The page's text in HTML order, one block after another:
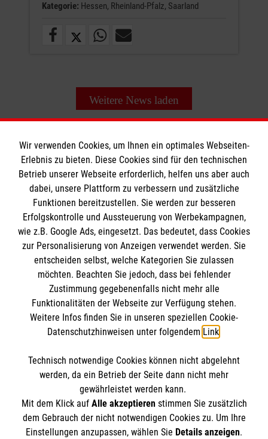
Kategorie: Hessen, Rheinland-Pfalz, Saarland
Weitere News laden
Informationen
Impressum
Datenschutz
Barrierefreiheit
Kontakt
Medizinproduktesicherheit
Die Malteser
Malteser in Deutschland
Malteserorden
Sharepoint
Spendenkonto
Pax-Bank für Kirche und Caritas eG
IBAN: DE79 3706 0120 1201 2200 13
BIC: GENODED1PA7
So finden Sie uns
Lange Str. 78
76879 Ottersheim bei Landau
Der Malteser Hilfsdienst e.V. ist als eingetragene
Wir verwenden Cookies, um Ihnen ein optimales Webseiten-
Erlebnis zu bieten. Diese Cookies sind für den technischen
Betrieb unserer Webseite erforderlich, helfen uns aber auch
dabei, unsere Plattform zu verbessern und zusätzliche
Funktionen bereitzustellen. Sie werden zur besseren
Erfolgskontrolle und Aussteuerung von Werbekampagnen,
wie z.B. Google Ads, eingesetzt. Das bedeutet, dass Cookies
zur Personalisierung von Anzeigen verwendet werden. Sie
entscheiden selbst, welche Kategorien Sie zulassen
möchten. Beachten Sie jedoch, dass bei fehlender
Zustimmung gegebenenfalls nicht mehr alle
Funktionalitäten der Webseite zur Verfügung stehen.
Weitere Infos finden Sie in unseren speziellen Cookie-
Datenschutzhinweisen unter folgendem Link.
Technisch notwendige Cookies können nicht abgelehnt
werden, da ein Betrieb der Seite dann nicht mehr
gewährleistet werden kann.
Mit dem Klick auf Alle akzeptierenstimmen Sie zusätzlich
dem Gebrauch der nicht notwendigen Cookies zu. Um Ihre
Einstellungen anzupassen, wählen Sie Details anzeigen.